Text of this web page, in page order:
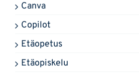
Canva
Copilot
Etäopetus
Etäopiskelu